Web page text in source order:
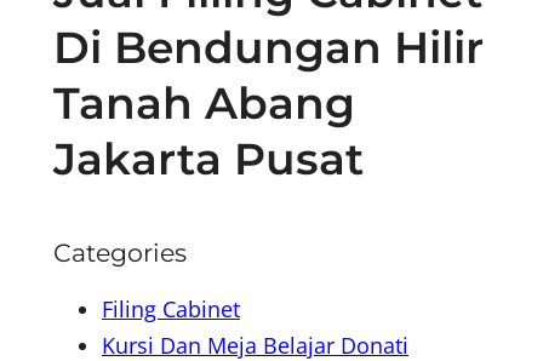
Di Bendungan Hilir
Tanah Abang
Jakarta Pusat
Categories
Filing Cabinet
Kursi Dan Meja Belajar Donati